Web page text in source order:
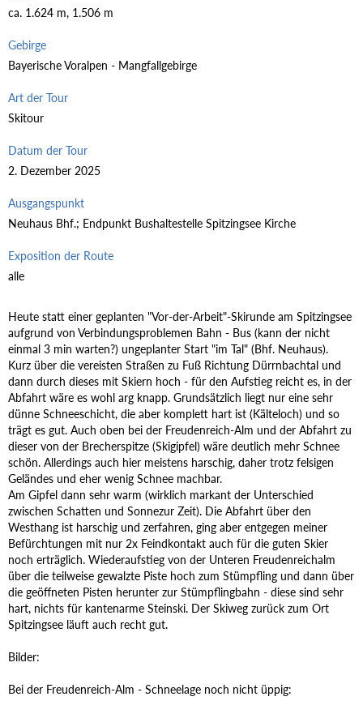
ca. 1.624 m, 1.506 m
Gebirge
Bayerische Voralpen - Mangfallgebirge
Art der Tour
Skitour
Datum der Tour
2. Dezember 2025
Ausgangspunkt
Neuhaus Bhf.; Endpunkt Bushaltestelle Spitzingsee Kirche
Exposition der Route
alle
Heute statt einer geplanten "Vor-der-Arbeit"-Skirunde am Spitzingsee
aufgrund von Verbindungsproblemen Bahn - Bus (kann der nicht
einmal 3 min warten?) ungeplanter Start "im Tal" (Bhf. Neuhaus).
Kurz über die vereisten Straßen zu Fuß Richtung Dürrnbachtal und
dann durch dieses mit Skiern hoch - für den Aufstieg reicht es, in der
Abfahrt wäre es wohl arg knapp. Grundsätzlich liegt nur eine sehr
dünne Schneeschicht, die aber komplett hart ist (Kälteloch) und so
trägt es gut. Auch oben bei der Freudenreich-Alm und der Abfahrt zu
dieser von der Brecherspitze (Skigipfel) wäre deutlich mehr Schnee
schön. Allerdings auch hier meistens harschig, daher trotz felsigen
Geländes und eher wenig Schnee machbar.
Am Gipfel dann sehr warm (wirklich markant der Unterschied
zwischen Schatten und Sonnezur Zeit). Die Abfahrt über den
Westhang ist harschig und zerfahren, ging aber entgegen meiner
Befürchtungen mit nur 2x Feindkontakt auch für die guten Skier
noch erträglich. Wiederaufstieg von der Unteren Freudenreichalm
über die teilweise gewalzte Piste hoch zum Stümpfling und dann über
die geöffneten Pisten herunter zur Stümpflingbahn - diese sind sehr
hart, nichts für kantenarme Steinski. Der Skiweg zurück zum Ort
Spitzingsee läuft auch recht gut.
Bilder:
Bei der Freudenreich-Alm - Schneelage noch nicht üppig: